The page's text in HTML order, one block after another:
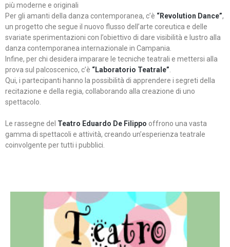
più moderne e originali
Per gli amanti della danza contemporanea, c’è “Revolution Dance”,
un progetto che segue il nuovo flusso dell’arte coreutica e delle
svariate sperimentazioni con l’obiettivo di dare visibilità e lustro alla
danza contemporanea internazionale in Campania.
Infine, per chi desidera imparare le tecniche teatrali e mettersi alla
prova sul palcoscenico, c’è “Laboratorio Teatrale”
Qui, i partecipanti hanno la possibilità di apprendere i segreti della
recitazione e della regia, collaborando alla creazione di uno
spettacolo.
Le rassegne del Teatro Eduardo De Filippo offrono una vasta
gamma di spettacoli e attività, creando un’esperienza teatrale
coinvolgente per tutti i pubblici.
Continua